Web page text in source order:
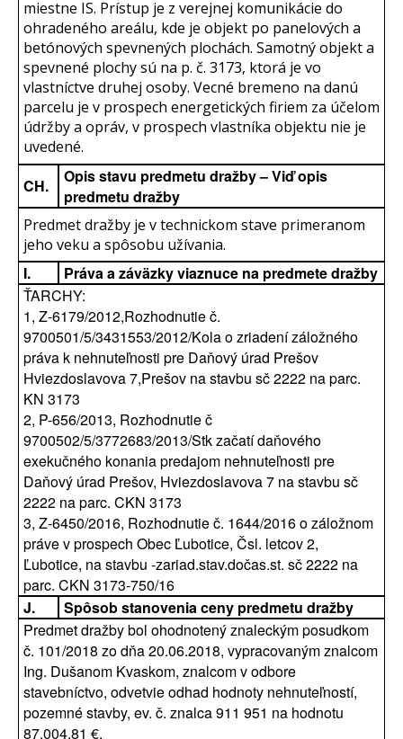
miestne IS. Prístup je z verejnej komunikácie do
ohradeného areálu, kde je objekt po panelových a
betónových spevnených plochách. Samotný objekt a
spevnené plochy sú na p. č. 3173, ktorá je vo
vlastníctve druhej osoby. Vecné bremeno na danú
parcelu je v prospech energetických firiem za účelom
údržby a opráv, v prospech vlastníka objektu nie je
uvedené.
CH.
Opis stavu predmetu dražby – Viď opis
predmetu dražby
Predmet dražby je v technickom stave primeranom
jeho veku a spôsobu užívania.
I.
Práva a záväzky viaznuce na predmete dražby
ŤARCHY:
1, Z-6179/2012,Rozhodnutie č.
9700501/5/3431553/2012/Kola o zriadení záložného
práva k nehnuteľnosti pre Daňový úrad Prešov
Hviezdoslavova 7,Prešov na stavbu sč 2222 na parc.
KN 3173
2, P-656/2013, Rozhodnutie č
9700502/5/3772683/2013/Stk začatí daňového
exekučného konania predajom nehnuteľnosti pre
Daňový úrad Prešov, Hviezdoslavova 7 na stavbu sč
2222 na parc. CKN 3173
3, Z-6450/2016, Rozhodnutie č. 1644/2016 o záložnom
práve v prospech Obec Ľubotice, Čsl. letcov 2,
Ľubotice, na stavbu -zariad.stav.dočas.st. sč 2222 na
parc. CKN 3173-750/16
J.
Spôsob stanovenia ceny predmetu dražby
Predmet dražby bol ohodnotený znaleckým posudkom
č. 101/2018 zo dňa 20.06.2018, vypracovaným znalcom
Ing. Dušanom Kvaskom, znalcom v odbore
stavebníctvo, odvetvie odhad hodnoty nehnuteľností,
pozemné stavby, ev. č. znalca 911 951 na hodnotu
87.004,81 €.